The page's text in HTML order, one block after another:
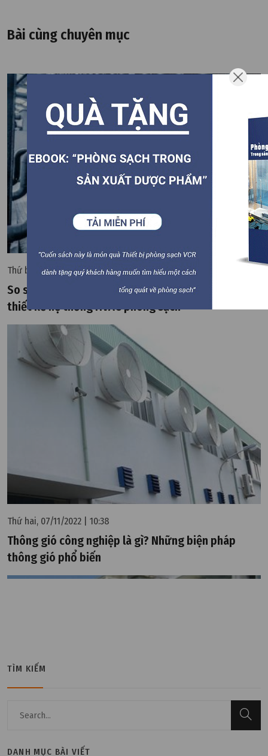
Bài cùng chuyên mục
Thứ ba, 31/10/2023 | 14:01
So sánh khác biệt giữa AHU, PAU và MAU trong
thiết kế hệ thống HVAC phòng sạch
Thứ hai, 07/11/2022 | 10:38
Thông gió công nghiệp là gì? Những biện pháp
thông gió phổ biến
TÌM KIẾM
DANH MỤC BÀI VIẾT